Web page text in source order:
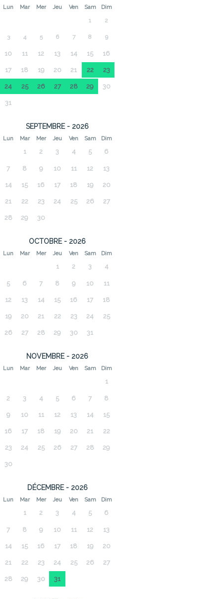
Lun Mar Mer Jeu Ven Sam Dim
1 2
3 4 5 6 7 8 9
10 11 12 13 14 15 16
17 18 19 20 21 22 23
24 25 26 27 28 29 30
31
SEPTEMBRE - 2026
Lun Mar Mer Jeu Ven Sam Dim
1 2 3 4 5 6
7 8 9 10 11 12 13
14 15 16 17 18 19 20
21 22 23 24 25 26 27
28 29 30
OCTOBRE - 2026
Lun Mar Mer Jeu Ven Sam Dim
1 2 3 4
5 6 7 8 9 10 11
12 13 14 15 16 17 18
19 20 21 22 23 24 25
26 27 28 29 30 31
NOVEMBRE - 2026
Lun Mar Mer Jeu Ven Sam Dim
1
2 3 4 5 6 7 8
9 10 11 12 13 14 15
16 17 18 19 20 21 22
23 24 25 26 27 28 29
30
DÉCEMBRE - 2026
Lun Mar Mer Jeu Ven Sam Dim
1 2 3 4 5 6
7 8 9 10 11 12 13
14 15 16 17 18 19 20
21 22 23 24 25 26 27
28 29 30 31